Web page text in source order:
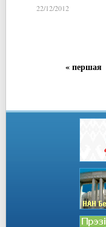
22/12/2012
« першая